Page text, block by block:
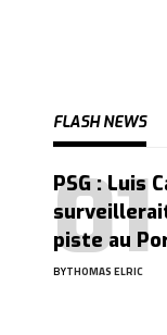
FLASH NEWS
PSG : Luis
piste au
BYTHOMAS ELRIC